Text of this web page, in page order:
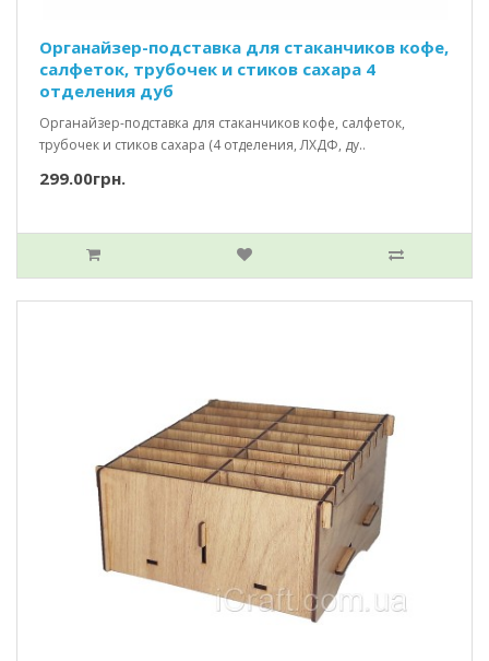
Органайзер-подставка для стаканчиков кофе,
салфеток, трубочек и стиков сахара 4
отделения дуб
Органайзер-подставка для стаканчиков кофе, салфеток,
трубочек и стиков сахара (4 отделения, ЛХДФ, ду..
299.00грн.